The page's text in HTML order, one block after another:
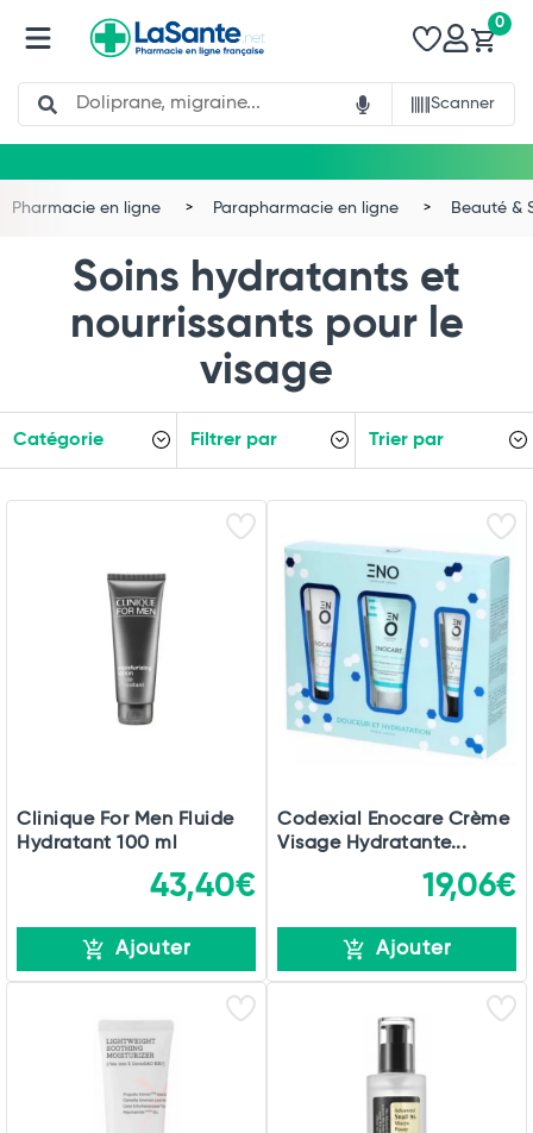
Search
Scanner
0
Commander
Pharmacie en ligne Parapharmacie en ligne Beauté &
Soins hydratants et
nourrissants pour le
visage
Catégorie Filtrer par Trier par
Clinique For Men Fluide
Hydratant 100 ml
43,40€
Ajouter
Codexial Enocare Crème
Visage Hydratante...
19,06€
Ajouter